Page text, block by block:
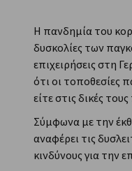
Η πανδημία του
δυσκολίες των
επιχειρήσεις στη
ότι οι τοποθεσίες
είτε στις δικές
Σύμφωνα με την
αναφέρει τις
κινδύνους για την